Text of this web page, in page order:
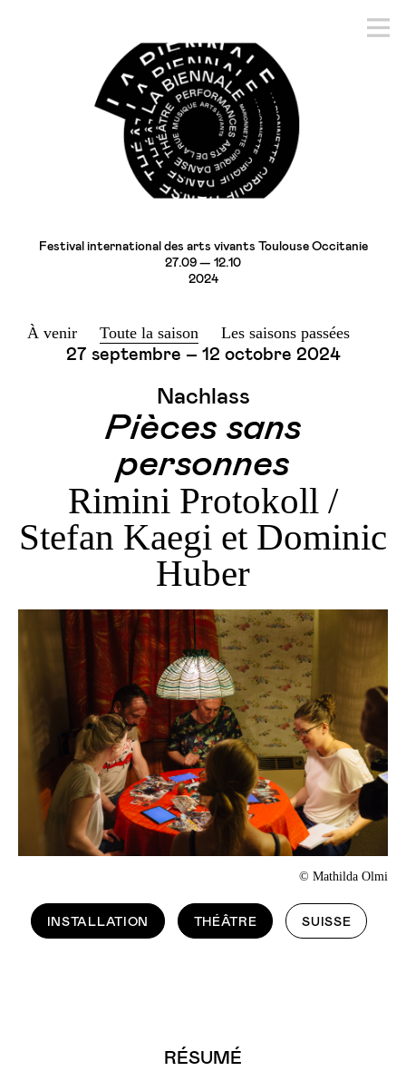
Festival international des arts vivants Toulouse Occitanie
27.09 — 12.10
2024
À venir Toute la saison
Les saisons passées
27 septembre – 12 octobre 2024
Nachlass
Pièces sans
personnes
Rimini Protokoll /
Stefan Kaegi et Dominic
Huber
© Mathilda Olmi
INSTALLATION THÉÂTRE SUISSE
RÉSUMÉ